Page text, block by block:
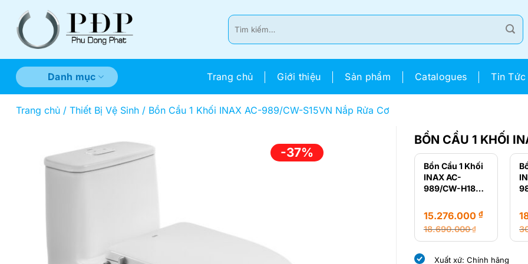
Tìm
kiếm:
Danh mục Trang chủ Giới thiệu Sản phẩm Catalogues Tin Tức
Trang chủ / Thiết Bị Vệ Sinh / Bồn Cầu 1 Khối INAX AC-989/CW-S15VN Nắp Rửa Cơ
-37%
BỒN CẦU 1 KHỐI
Bồn Cầu 1 Khối
INAX AC-
989/CW-H18VN
18.690.000₫
Giá
gốc
15.276.000 ₫
Giá
hiện
Xuất xứ: Chính hãng